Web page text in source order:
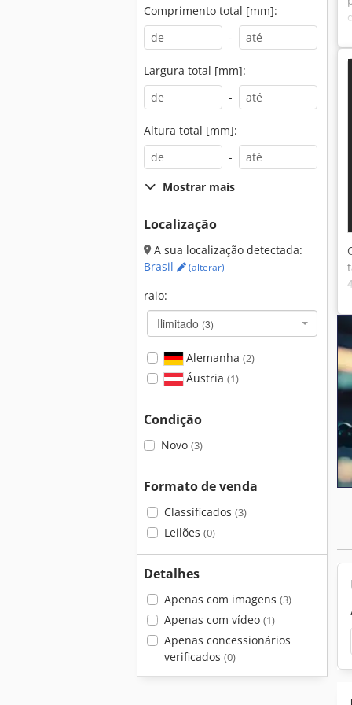
Comprimento total [mm]:
-
Largura total [mm]:
-
Altura total [mm]:
-
Mostrar mais
Localização
A sua localização detectada:
Brasil
(alterar)
raio:
Ilimitado (3)
Alemanha (2)
Áustria (1)
Condição
Novo (3)
Formato de venda
Classificados (3)
Leilões (0)
Detalhes
Apenas com imagens (3)
Apenas com vídeo (1)
Apenas concessionários
verificados (0)